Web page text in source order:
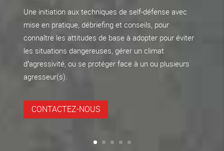
Une initiation aux techniques de self-défense avec
mise en pratique, débriefing et conseils, pour
connaître les attitudes de base à adopter pour éviter
les situations dangereuses, gérer un climat
d’agressivité, ou se protéger face à un ou plusieurs
agresseur(s).
CONTACTEZ-NOUS